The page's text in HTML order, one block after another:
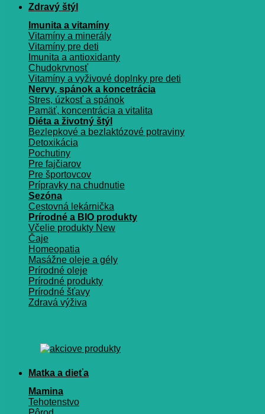
Zdravý štýl
Imunita a vitamíny
Vitamíny a minerály
Vitamíny pre deti
Imunita a antioxidanty
Chudokrvnosť
Vitamíny a vyživové doplnky pre deti
Nervy, spánok a koncetrácia
Stres, úzkosť a spánok
Pamäť, koncentrácia a vitalita
Diéta a životný štýl
Bezlepkové a bezlaktózové potraviny
Detoxikácia
Pochutiny
Pre fajčiarov
Pre športovcov
Prípravky na chudnutie
Sezóna
Cestovná lekárnička
Prírodné a BIO produkty
Včelie produkty
Čaje
Homeopatia
Masážne oleje a gély
Prírodné oleje
Prírodné produkty
Prírodné šťavy
Zdravá výživa
Matka a dieťa
Mamina
Tehotenstvo